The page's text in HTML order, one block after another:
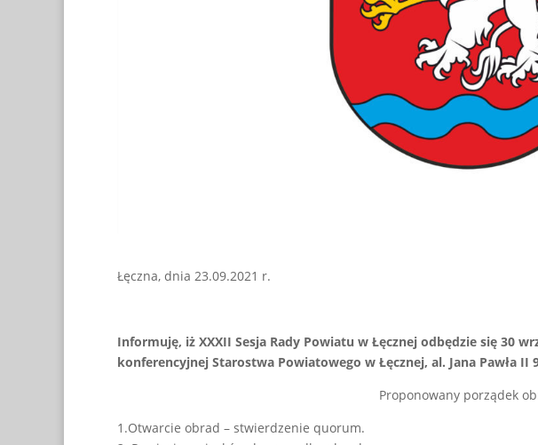
Łęczna, dnia 23.09.2021 r.
Informuję, iż XXXII Sesja Rady Powiatu w Łęcznej odbędzie się 30
konferencyjnej Starostwa Powiatowego w Łęcznej, al. Jana Pawła II
Proponowany porządek
1.Otwarcie obrad – stwierdzenie quorum.